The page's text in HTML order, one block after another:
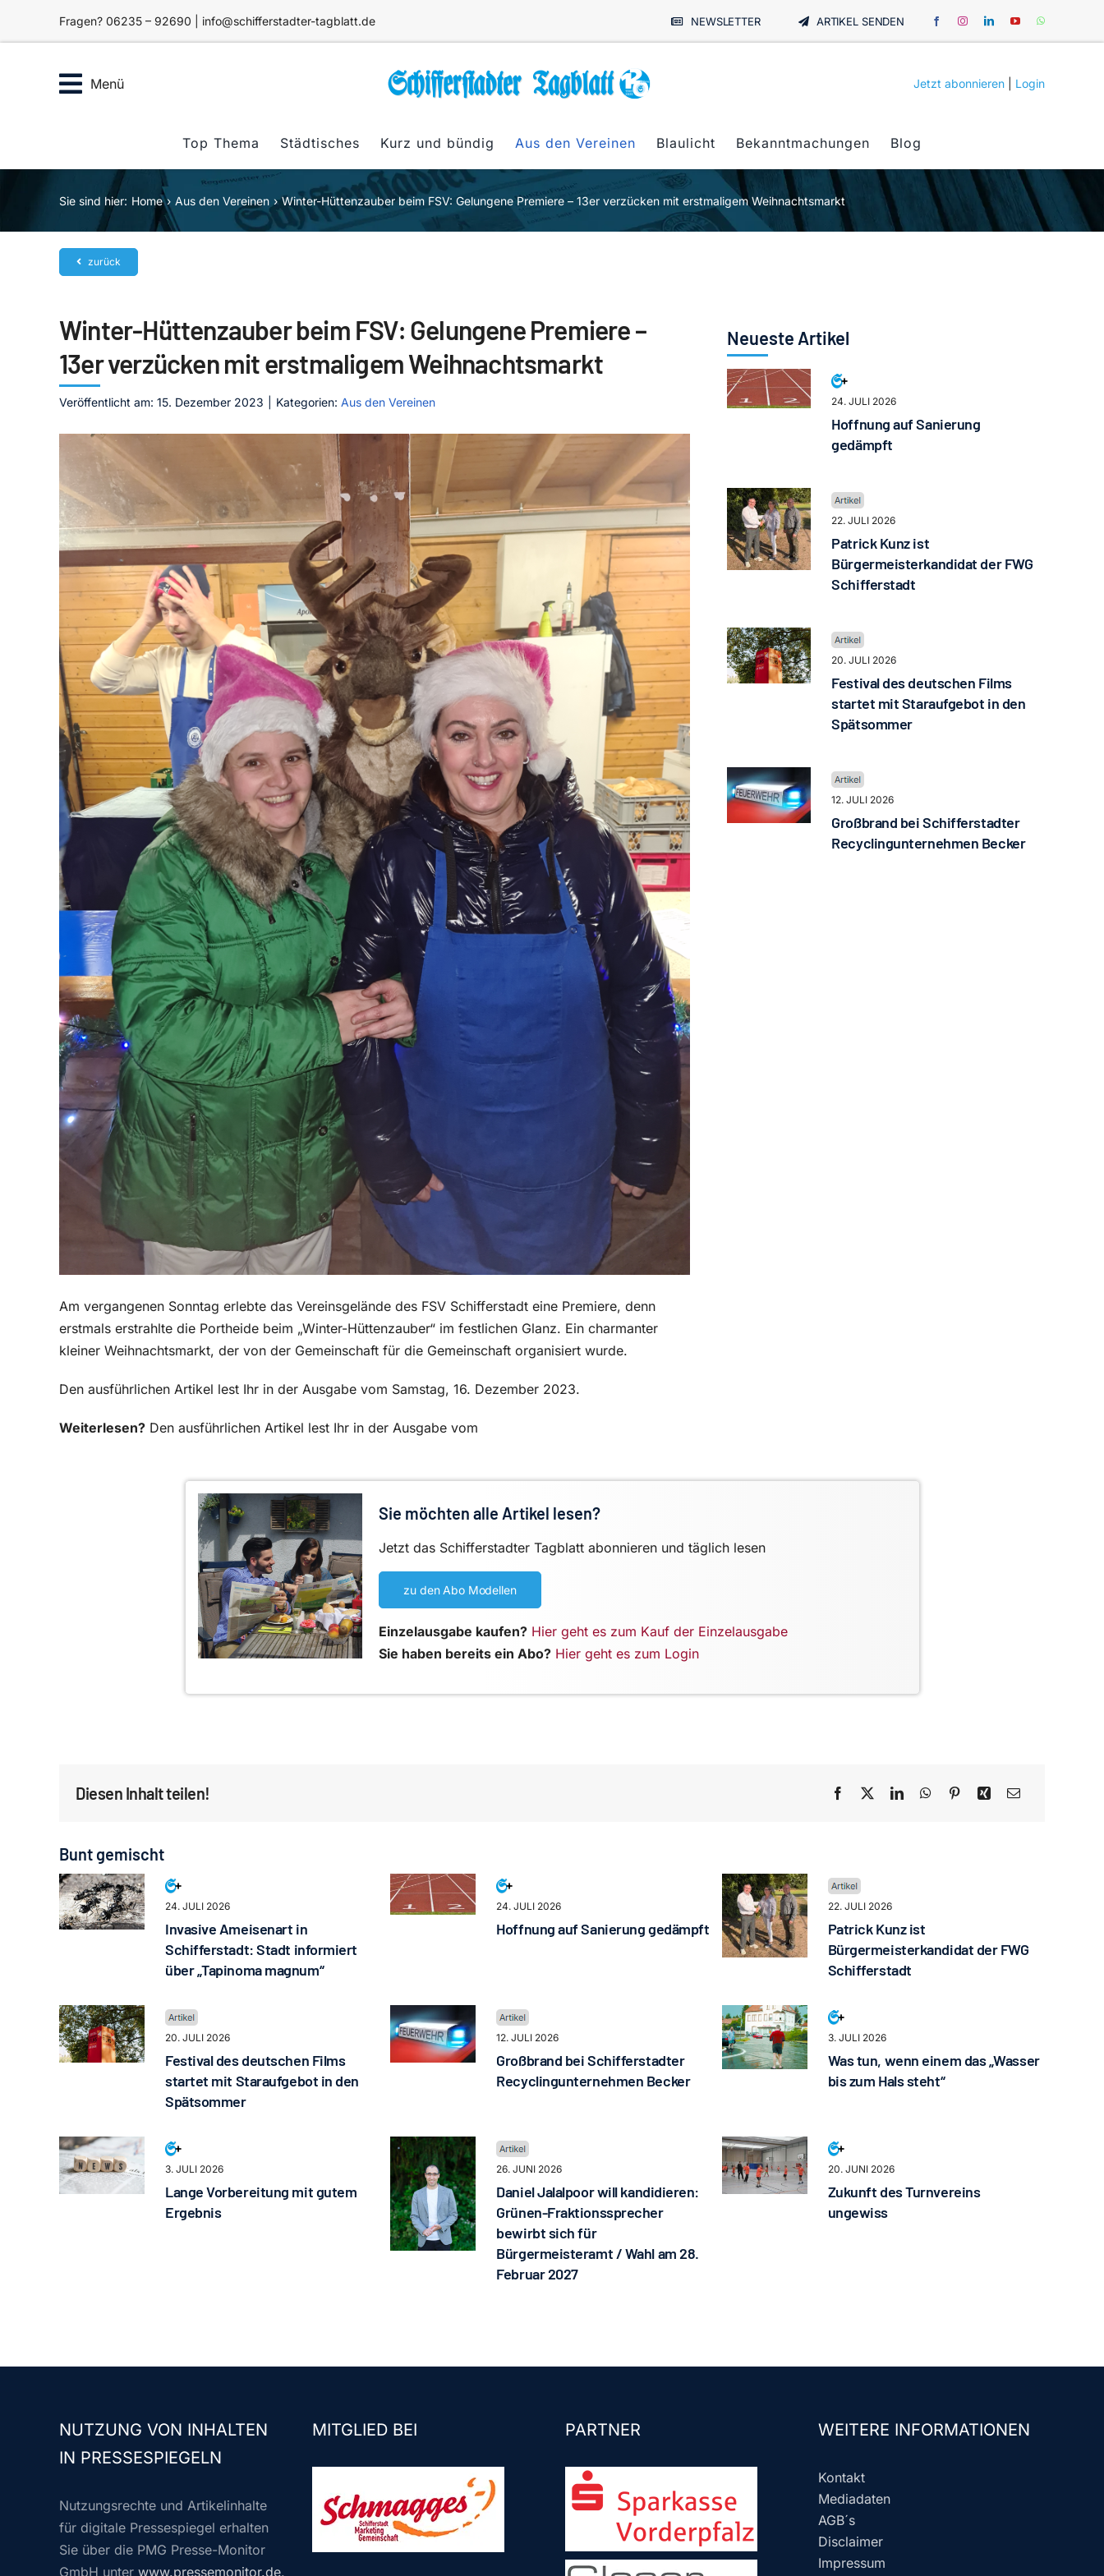
Fragen? 06235 – 92690 | info@schifferstadter-tagblatt.de NEWSLETTER ARTIKEL SENDEN
Menü Jetzt abonnieren Login
Top Thema Städtisches Kurz und bündig Aus den Vereinen Blaulicht Bekanntmachungen Blog
Sie sind hier: Home Aus den Vereinen Winter-Hüttenzauber beim FSV: Gelungene Premiere – 13er verzücken mit erstmaligem Weihnachtsmarkt
zurück
Winter-Hüttenzauber beim FSV: Gelungene Premiere –
13er verzücken mit erstmaligem Weihnachtsmarkt
Veröffentlicht am: 15. Dezember 2023 Kategorien: Aus den Vereinen
Am vergangenen Sonntag erlebte das Vereinsgelände des FSV Schifferstadt eine Premiere, denn
erstmals erstrahlte die Portheide beim „Winter-Hüttenzauber“ im festlichen Glanz. Ein charmanter
kleiner Weihnachtsmarkt, der von der Gemeinschaft für die Gemeinschaft organisiert wurde.
Den ausführlichen Artikel lest Ihr in der Ausgabe vom Samstag, 16. Dezember 2023.
Weiterlesen? Den ausführlichen Artikel lest Ihr in der Ausgabe vom
Neueste Artikel
24. JULI 2026
Hoffnung auf Sanierung
gedämpft
22. JULI 2026
Patrick Kunz ist
Bürgermeisterkandidat der FWG
Schifferstadt
20. JULI 2026
Festival des deutschen Films
startet mit Staraufgebot in den
Spätsommer
12. JULI 2026
Großbrand bei Schifferstadter
Recyclingunternehmen Becker
Sie möchten alle Artikel lesen?
Jetzt das Schifferstadter Tagblatt abonnieren und täglich lesen
zu den Abo Modellen
Einzelausgabe kaufen? Hier geht es zum Kauf der Einzelausgabe
Sie haben bereits ein Abo? Hier geht es zum Login
Diesen Inhalt teilen!
Bunt gemischt
24. JULI 2026
Invasive Ameisenart in
Schifferstadt: Stadt informiert
über „Tapinoma magnum“
24. JULI 2026
Hoffnung auf Sanierung gedämpft
22. JULI 2026
Patrick Kunz ist
Bürgermeisterkandidat der FWG
Schifferstadt
20. JULI 2026
Festival des deutschen Films
startet mit Staraufgebot in den
Spätsommer
12. JULI 2026
Großbrand bei Schifferstadter
Recyclingunternehmen Becker
3. JULI 2026
Was tun, wenn einem das „Wasser
bis zum Hals steht“
3. JULI 2026
Lange Vorbereitung mit gutem
Ergebnis
26. JUNI 2026
Daniel Jalalpoor will kandidieren:
Grünen-Fraktionssprecher
bewirbt sich für
Bürgermeisteramt / Wahl am 28.
Februar 2027
20. JUNI 2026
Zukunft des Turnvereins
ungewiss
NUTZUNG VON INHALTEN
IN PRESSESPIEGELN
Nutzungsrechte und Artikelinhalte
für digitale Pressespiegel erhalten
Sie über die PMG Presse-Monitor
GmbH unter www.pressemonitor.de.
MITGLIED BEI PARTNER WEITERE INFORMATIONEN
Kontakt
Mediadaten
AGB´s
Disclaimer
Impressum